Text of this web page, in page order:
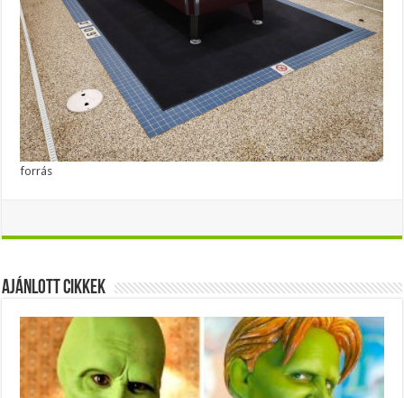
forrás
Ajánlott Cikkek